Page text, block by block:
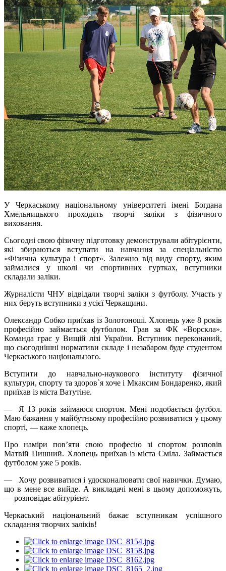
У Черкаському національному університеті імені Богдана
Хмельницького проходять творчі заліки з фізичного
виховання.
Сьогодні свою фізичну підготовку демонстрували абітурієнти,
які збираються вступати на навчання за спеціальністю
«Фізична культура і спорт». Залежно від виду спорту, яким
займалися у школі чи спортивних гуртках, вступники
складали заліки.
Журналісти ЧНУ відвідали творчі заліки з футболу. Участь у
них беруть вступники з усієї Черкащини.
Олександр Собко приїхав із Золотоноші. Хлопець уже 8 років
професійно займається футболом. Грав за ФК «Ворскла».
Команда грає у Вищій лізі України. Вступник переконаний,
що сьогоднішні нормативи складе і незабаром буде студентом
Черкаського національного.
Вступити до навчально-наукового інституту фізичної
культури, спорту та здоров`я хоче і Мкаксим Бондаренко, який
приїхав із міста Ватутіне.
— Я 13 років займаюся спортом. Мені подобається футбол.
Маю бажання у майбутньому професійно розвиватися у цьому
спорті, — каже хлопець.
Про наміри пов’яти свою професію зі спортом розповів
Матвій Пишний. Хлопець приїхав із міста Сміла. Займається
футболом уже 5 років.
— Хочу розвиватися і удосконалювати свої навички. Думаю,
що в мене все вийде. А викладачі мені в цьому допоможуть,
— розповідає абітурієнт.
Черкаський національний бажає вступникам успішного
складання творчих заліків!